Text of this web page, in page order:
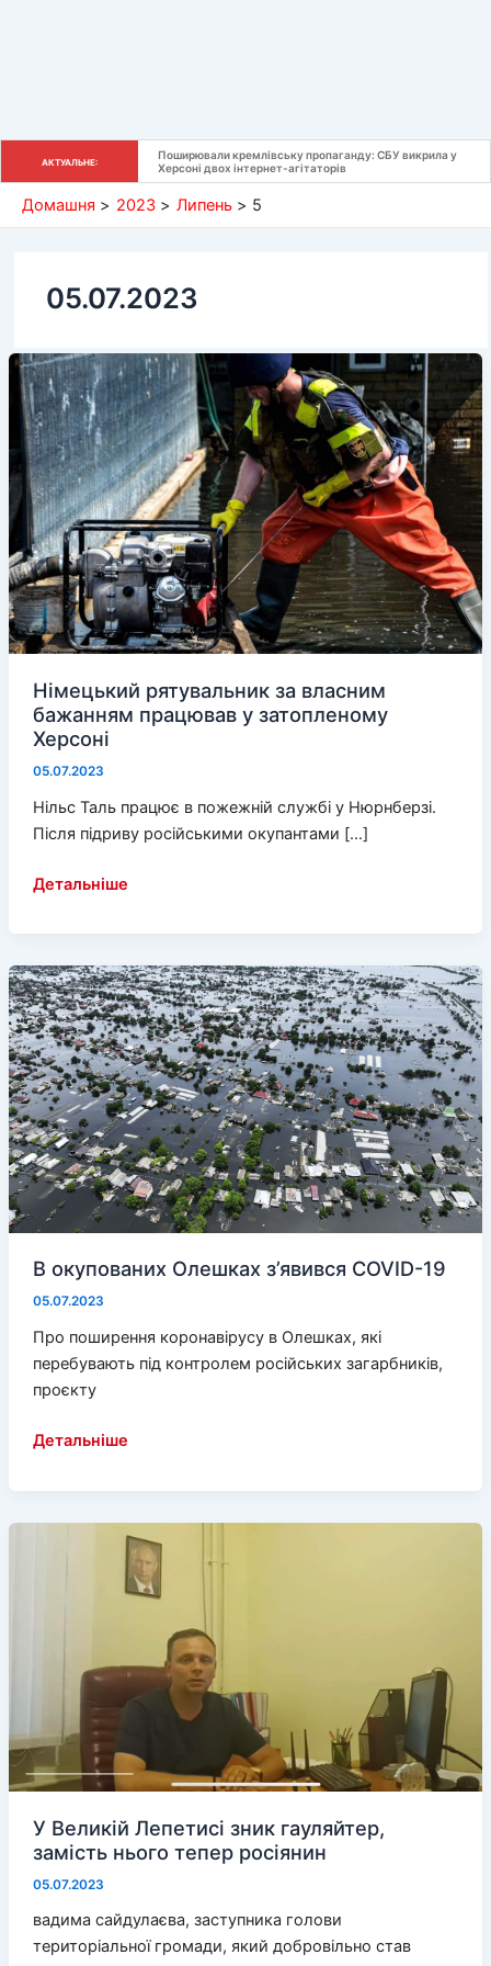
АКТУАЛЬНЕ:
Поширювали кремлівську пропаганду: СБУ викрила у
Херсоні двох інтернет-агітаторів
Домашня 2023 Липень 5
05.07.2023
Німецький рятувальник за власним
бажанням працював у затопленому
Херсоні
05.07.2023
Нільс Таль працює в пожежній службі у Нюрнберзі.
Після підриву російськими окупантами […]
Німецький
власним
бажанням
працював
у
затопленому
Херсоні
Детальніше
В окупованих Олешках з’явився COVID-19
05.07.2023
Про поширення коронавірусу в Олешках, які
перебувають під контролем російських загарбників,
проєкту
В
з’явився
Детальніше
У Великій Лепетисі зник гауляйтер,
замість нього тепер росіянин
05.07.2023
вадима сайдулаєва, заступника голови
територіальної громади, який добровільно став